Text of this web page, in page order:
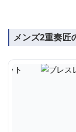
メンズ2重奏匠